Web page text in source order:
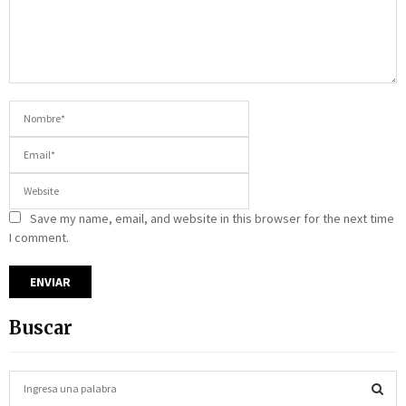
Save my name, email, and website in this browser for the next time
I comment.
Buscar